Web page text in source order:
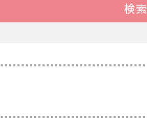
検索